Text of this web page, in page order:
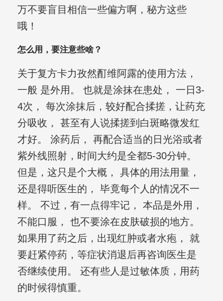
万不要盲目相信一些偏方啊，秘方这些
哦！
怎么用，要注意些啥？
关于复方卡力孜然酊维阿露的使用方法，
一般 是外用。 也就是涂抹在患处， 一日3-
4次， 每次涂抹后，较好配合揉搓，让药充
分吸收， 甚至有人说揉搓到白斑略微发红
才好。 涂药后， 再配合适当的日光浴或者
紫外线照射，时间大约是全都5-30分钟。
但是，这只是个大概， 具体的用法用量，
还是得听医生的， 毕竟每个人的情况不一
样。 不过，有一点得牢记， 本品是外用，
不能口服， 也不要涂在皮肤破损的地方。
如果用了药之后，出现红肿或者水疱， 就
要赶紧停药，等症状消退后再咨询医生是
否继续使用。 还有些人是过敏体质，用药
的时候得慎重。